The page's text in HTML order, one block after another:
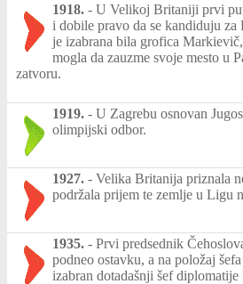
1918. - U Velikoj Britaniji prvi
i dobile pravo da se kandiduju za
je izabrana bila grofica
mogla da zauzme svoje mesto u
zatvoru.
1919. - U Zagrebu osnovan
olimpijski odbor.
1927. - Velika Britanija priznala
podržala prijem te zemlje u Ligu
1935. - Prvi predsednik
podneo ostavku, a na položaj
izabran dotadašnji šef diplomatije